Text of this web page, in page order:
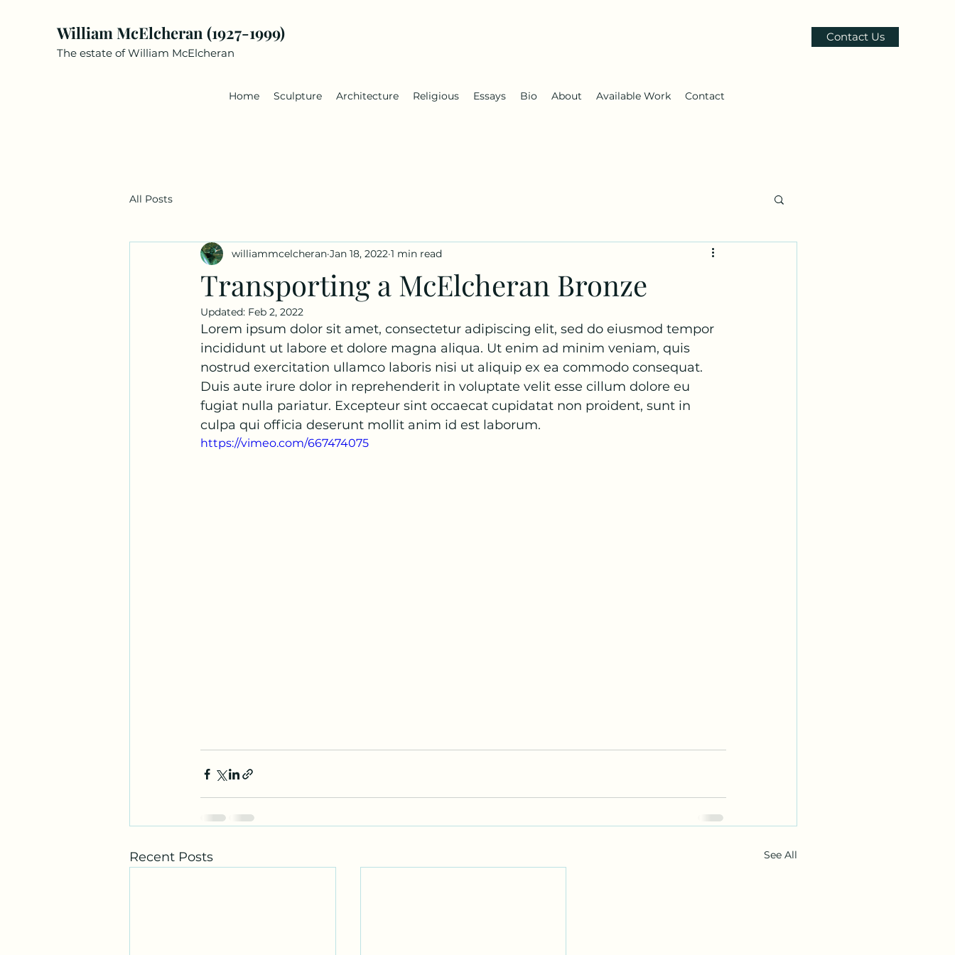
William McElcheran (1927-1999)
The estate of William McElcheran
Contact Us
Home Sculpture Architecture Religious Essays Bio About Available Work Contact
All Posts
Transporting a McElcheran Bronze
williammcelcheran Jan 18, 2022 1 min read
Updated: Feb 2, 2022
Lorem ipsum dolor sit amet, consectetur adipiscing elit, sed do eiusmod tempor
incididunt ut labore et dolore magna aliqua. Ut enim ad minim veniam, quis
nostrud exercitation ullamco laboris nisi ut aliquip ex ea commodo consequat.
Duis aute irure dolor in reprehenderit in voluptate velit esse cillum dolore eu
fugiat nulla pariatur. Excepteur sint occaecat cupidatat non proident, sunt in
culpa qui officia deserunt mollit anim id est laborum.
https://vimeo.com/667474075
Recent Posts See All